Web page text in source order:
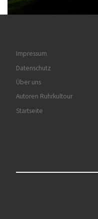
Impressum
Datenschutz
Über uns
Autoren Ruhrkultour
Startseite